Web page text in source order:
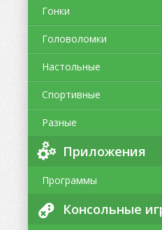
Гонки
Головоломки
Настольные
Спортивные
Разные
Приложения
Программы
Консольные